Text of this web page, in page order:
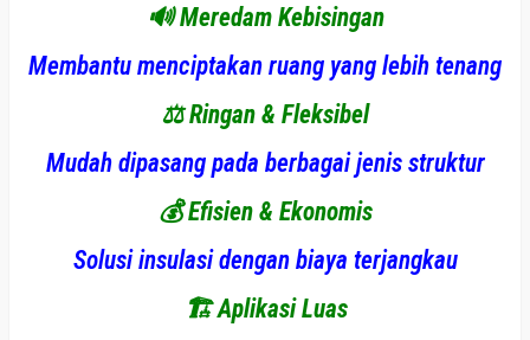
🔊Meredam Kebisingan
Membantu menciptakan ruang yang lebih tenang
⚖️Ringan & Fleksibel
Mudah dipasang pada berbagai jenis struktur
💰Efisien & Ekonomis
Solusi insulasi dengan biaya terjangkau
🏗️Aplikasi Luas